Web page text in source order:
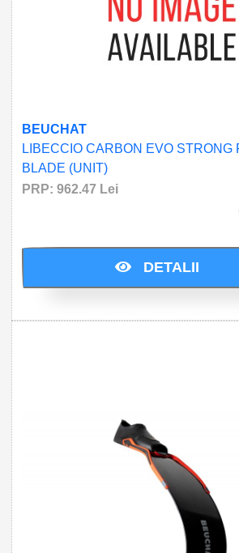
BEUCHAT
LIBECCIO CARBON EVO STRONG
BLADE (UNIT)
PRP: 962.47 Lei
DETALII